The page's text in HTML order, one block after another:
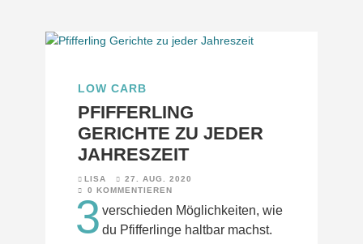
LOW CARB
PFIFFERLING
GERICHTE ZU JEDER
JAHRESZEIT
LISA
27. AUG. 2020
0 KOMMENTIEREN
3 verschieden Möglichkeiten, wie
du Pfifferlinge haltbar machst.